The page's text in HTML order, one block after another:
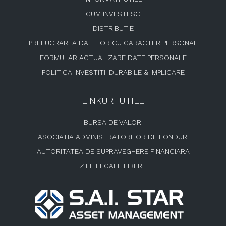
CUM INVESTESC
DISTRIBUTIE
PRELUCRAREA DATELOR CU CARACTER PERSONAL
FORMULAR ACTUALIZARE DATE PERSONALE
POLITICA INVESTITII DURABILE & IMPLICARE
LINKURI UTILE
BURSA DE VALORI
ASOCIATIA ADMINISTRATORILOR DE FONDURI
AUTORITATEA DE SUPRAVEGHERE FINANCIARA
ZILE LEGALE LIBERE